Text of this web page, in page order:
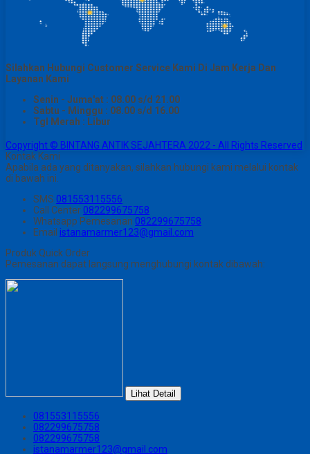
Silahkan Hubungi Customer Service Kami Di Jam Kerja Dan
Layanan Kami
Senin - Juma'at : 08.00 s/d 21.00
Sabtu - Minggu : 08.00 s/d 16.00
Tgl Merah : Libur
Copyright © BINTANG ANTIK SEJAHTERA 2022 - All Rights Reserved
Kontak Kami
Apabila ada yang ditanyakan, silahkan hubungi kami melalui kontak
di bawah ini.
SMS 081553115556
Call Center 082299675758
Whatsapp Pemesanan 082299675758
Email istanamarmer123@gmail.com
Produk Quick Order
Pemesanan dapat langsung menghubungi kontak dibawah:
Lihat Detail
081553115556
082299675758
082299675758
istanamarmer123@gmail.com